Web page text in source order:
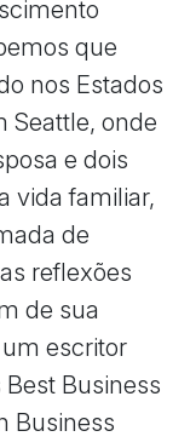
que
nos Estados
Seattle, onde
e dois
vida familiar,
de
reflexões
de sua
escritor
Business
Business